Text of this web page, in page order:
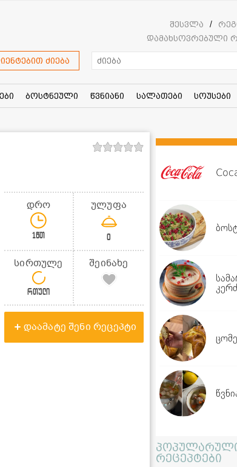
შესვლა /
დამახსოვრებული
ძიება
ბოსტნეული წვნიანი სალათები სოუსები
დრო
1წთ
ულუფა
0
სირთულე
რთული
შეინახე
დაამატე შენი რეცეპტი
რეცეპტები